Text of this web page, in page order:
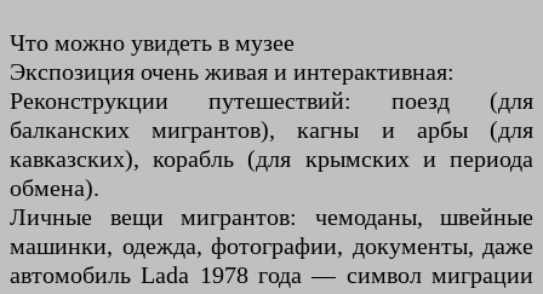
Что можно увидеть в музее
Экспозиция очень живая и интерактивная:
Реконструкции путешествий: поезд (для
балканских мигрантов), кагны и арбы (для
кавказских), корабль (для крымских и периода
обмена).
Личные вещи мигрантов: чемоданы, швейные
машинки, одежда, фотографии, документы, даже
автомобиль Lada 1978 года — символ миграции